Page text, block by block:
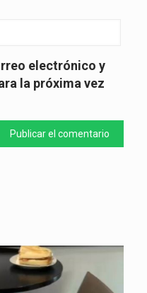
electrónico y
la próxima vez